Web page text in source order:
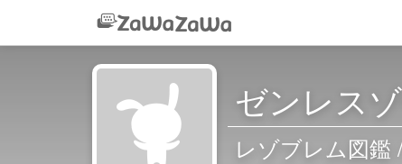
ゼンレス
レゾブレム図鑑